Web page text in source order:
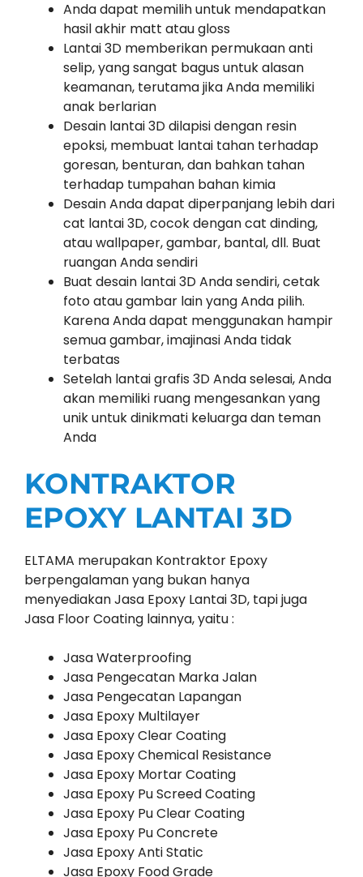
Anda dapat memilih untuk mendapatkan
hasil akhir matt atau gloss
Lantai 3D memberikan permukaan anti
selip, yang sangat bagus untuk alasan
keamanan, terutama jika Anda memiliki
anak berlarian
Desain lantai 3D dilapisi dengan resin
epoksi, membuat lantai tahan terhadap
goresan, benturan, dan bahkan tahan
terhadap tumpahan bahan kimia
Desain Anda dapat diperpanjang lebih dari
cat lantai 3D, cocok dengan cat dinding,
atau wallpaper, gambar, bantal, dll. Buat
ruangan Anda sendiri
Buat desain lantai 3D Anda sendiri, cetak
foto atau gambar lain yang Anda pilih.
Karena Anda dapat menggunakan hampir
semua gambar, imajinasi Anda tidak
terbatas
Setelah lantai grafis 3D Anda selesai, Anda
akan memiliki ruang mengesankan yang
unik untuk dinikmati keluarga dan teman
Anda
KONTRAKTOR
EPOXY LANTAI 3D
ELTAMA merupakan Kontraktor Epoxy
berpengalaman yang bukan hanya
menyediakan Jasa Epoxy Lantai 3D, tapi juga
Jasa Floor Coating lainnya, yaitu :
Jasa Waterproofing
Jasa Pengecatan Marka Jalan
Jasa Pengecatan Lapangan
Jasa Epoxy Multilayer
Jasa Epoxy Clear Coating
Jasa Epoxy Chemical Resistance
Jasa Epoxy Mortar Coating
Jasa Epoxy Pu Screed Coating
Jasa Epoxy Pu Clear Coating
Jasa Epoxy Pu Concrete
Jasa Epoxy Anti Static
Jasa Epoxy Food Grade